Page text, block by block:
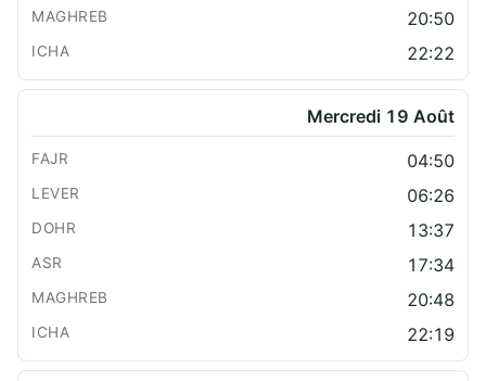
20:50
22:22
Mercredi 19 Août
04:50
06:26
13:37
17:34
20:48
22:19